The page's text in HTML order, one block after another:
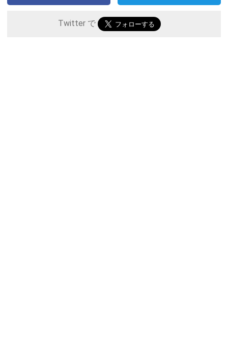
Twitter で